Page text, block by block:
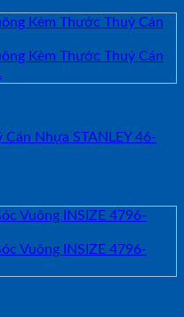
Cán Nhựa STANLEY 46-